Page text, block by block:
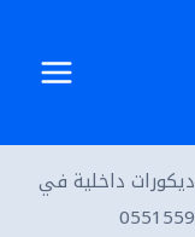
ديكورات داخلية في